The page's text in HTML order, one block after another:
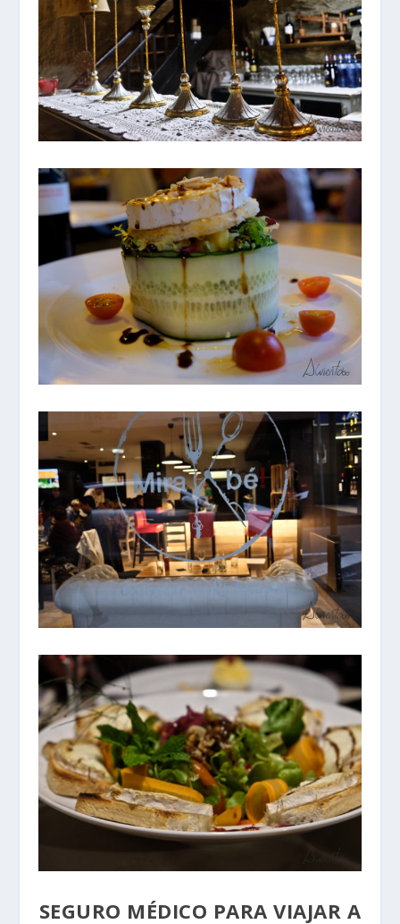
SEGURO MÉDICO PARA VIAJAR A